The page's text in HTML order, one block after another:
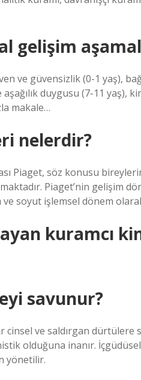
gelişim
ve güvensizlik (0-1 yaş),
duygusu (7-11 yaş),
makale…
nelerdir?
Piaget, söz konusu
Piaget’nin gelişim
soyut işlemsel dönem
kuramcı
savunur?
cinsel ve saldırgan
olduğuna inanır.
yönetilir.